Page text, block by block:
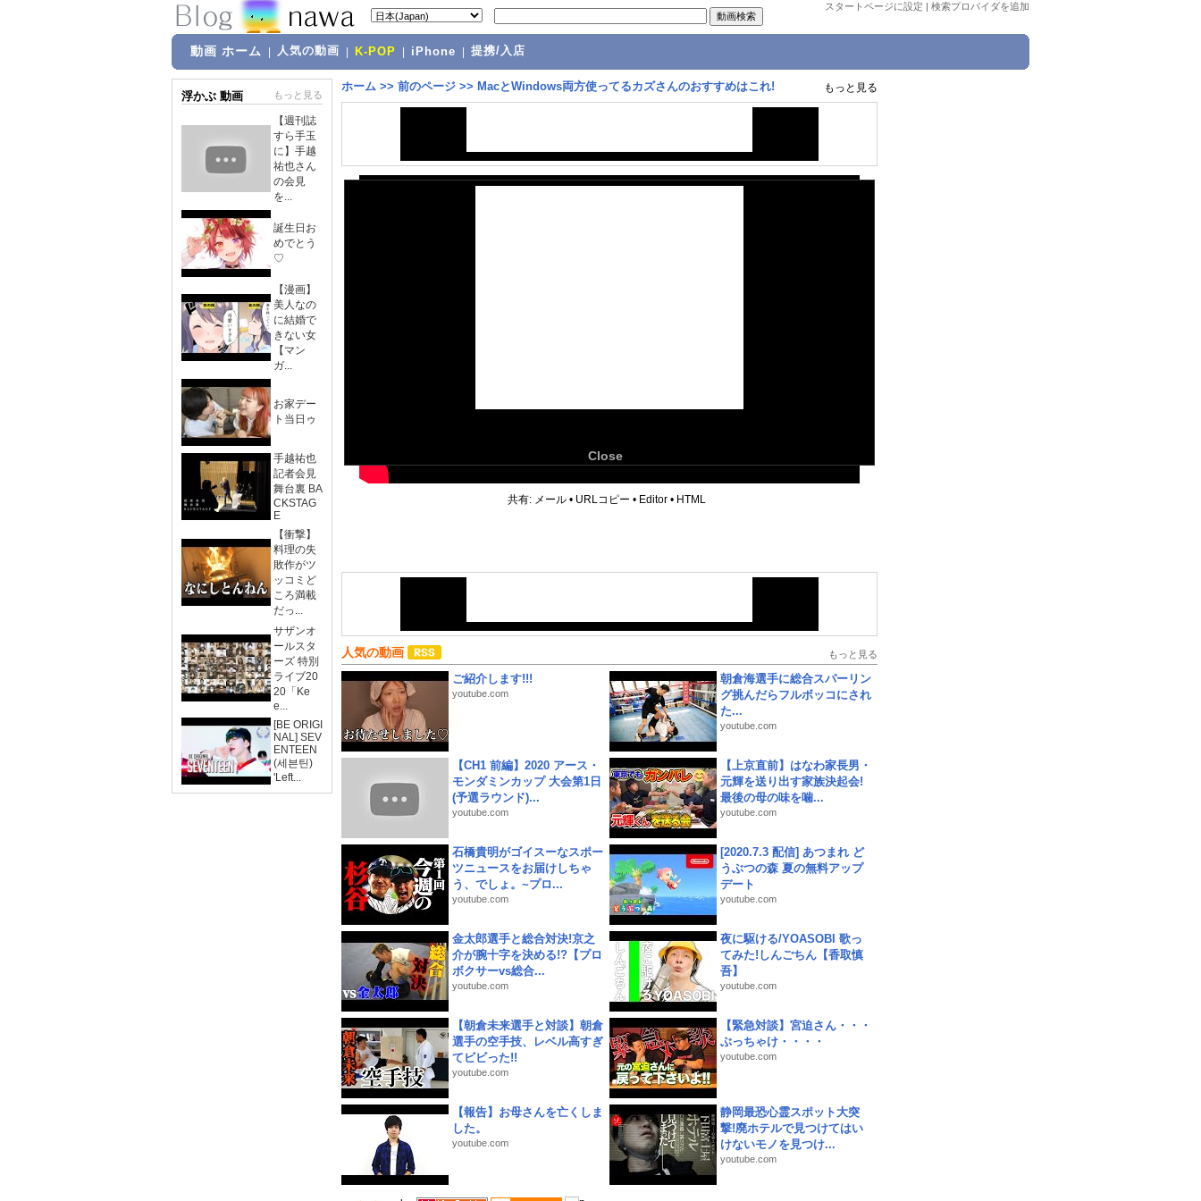
スタートページに設定 | 検索プロバイダを追加
動画 ホーム 人気の動画 K-POP iPhone 提携/入店
浮かぶ 動画 もっと見る
【週刊誌
すら手玉
に】手越
祐也さん
の会見
を...
誕生日お
めでとう
♡
【漫画】
美人なの
に結婚で
きない女
【マン
ガ...
お家デー
ト当日ゥ
手越祐也
記者会見
舞台裏 BA
CKSTAG
E
【衝撃】
料理の失
敗作がツ
ッコミど
ころ満載
だっ...
サザンオ
ールスタ
ーズ 特別
ライブ20
20「Ke
e...
[BE ORIGI
NAL] SEV
ENTEEN
(세븐틴)
'Left...
ホーム >> 前のページ >> MacとWindows両方使ってるカズさんのおすすめはこれ! もっと見る
Close
共有: メール • URLコピー • Editor • HTML
人気の動画 もっと見る
ご紹介します!!!
youtube.com
朝倉海選手に総合スパーリン
グ挑んだらフルボッコにされ
た...
youtube.com
【CH1 前編】2020 アース・
モンダミンカップ 大会第1日
(予選ラウンド)...
youtube.com
【上京直前】はなわ家長男・
元輝を送り出す家族決起会!
最後の母の味を噛...
youtube.com
石橋貴明がゴイスーなスポー
ツニュースをお届けしちゃ
う、でしょ。~プロ...
youtube.com
[2020.7.3 配信] あつまれ ど
うぶつの森 夏の無料アップ
デート
youtube.com
金太郎選手と総合対決!京之
介が腕十字を決める!?【プロ
ボクサーvs総合...
youtube.com
夜に駆ける/YOASOBI 歌っ
てみた!しんごちん【香取慎
吾】
youtube.com
【朝倉未来選手と対談】朝倉
選手の空手技、レベル高すぎ
てビビった!!
youtube.com
【緊急対談】宮迫さん・・・
ぶっちゃけ・・・・
youtube.com
【報告】お母さんを亡くしま
した。
youtube.com
静岡最恐心霊スポット大突
撃!廃ホテルで見つけてはい
けないモノを見つけ...
youtube.com